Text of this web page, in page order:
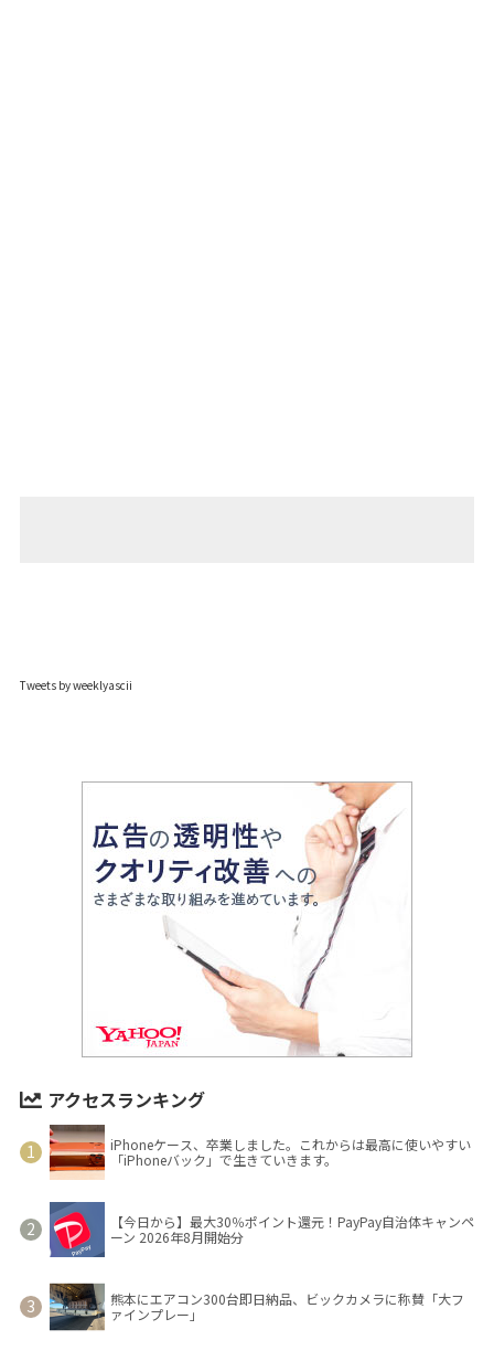
Tweets by weeklyascii
アクセスランキング
iPhoneケース、卒業しました。これからは最高に使いやすい
「iPhoneバック」で生きていきます。
【今日から】最大30％ポイント還元！PayPay自治体キャンペ
ーン 2026年8月開始分
熊本にエアコン300台即日納品、ビックカメラに称賛「大フ
ァインプレー」